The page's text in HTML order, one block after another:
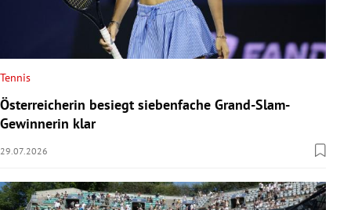
Tennis
Österreicherin besiegt siebenfache Grand-Slam-
Gewinnerin klar
29.07.2026